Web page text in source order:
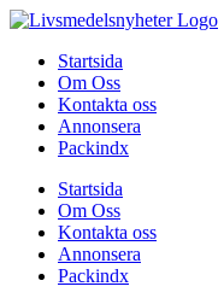
Hoppa
innehållStartsida
Om Oss
Kontakta oss
Annonsera
Packindx
Startsida
Om Oss
Kontakta oss
Annonsera
Packindx